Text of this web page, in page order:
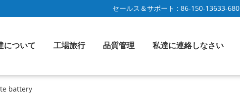
セールス＆サポート : 86-150-13633-680
について 工場旅行 品質管理 私達に連絡しなさい
battery